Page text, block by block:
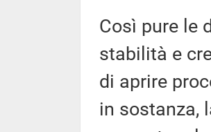
Così pure le
stabilità e
di aprire
in sostanza,